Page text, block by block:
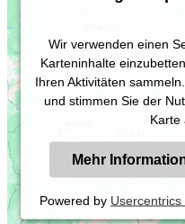
Wir verwenden einen
Karteninhalte
Ihren Aktivitäten
und stimmen Sie der
Karte
Mehr
Powered by